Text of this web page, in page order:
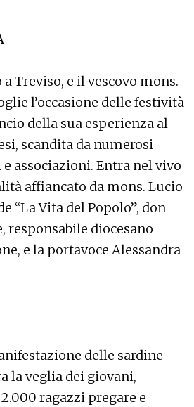
Treviso, e il vescovo mons.
l’occasione delle festività
della sua esperienza al
scandita da numerosi
associazioni. Entra nel vivo
affiancato da mons. Lucio
“La Vita del Popolo”, don
responsabile diocesano
e la portavoce Alessandra
delle sardine
la veglia dei giovani,
ragazzi pregare e